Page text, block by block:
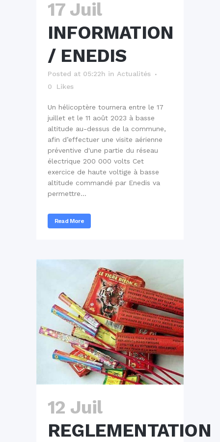
17 Juil
INFORMATION
/ ENEDIS
Posted at 05:22h in Actualités
0
Likes
Un hélicoptère tournera entre le 17
juillet et le 11 août 2023 à basse
altitude au-dessus de la commune,
afin d’effectuer une visite aérienne
préventive d'une partie du réseau
électrique 200 000 volts Cet
exercice de haute voltige à basse
altitude commandé par Enedis va
permettre...
Read More
12 Juil
REGLEMENTATION